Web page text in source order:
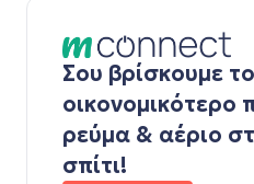
Σου βρίσκουμε
οικονομικότερο
ρεύμα & αέριο
σπίτι!